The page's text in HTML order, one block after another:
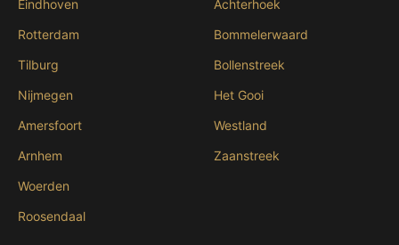
Eindhoven
Rotterdam
Tilburg
Nijmegen
Amersfoort
Arnhem
Woerden
Roosendaal
Achterhoek
Bommelerwaard
Bollenstreek
Het Gooi
Westland
Zaanstreek